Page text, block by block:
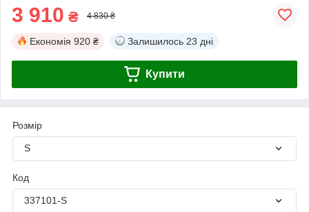
3 910 ₴ 4 830 ₴
Економія 920 ₴ Залишилось 23 дні
Купити
Розмір
S
Код
337101-S